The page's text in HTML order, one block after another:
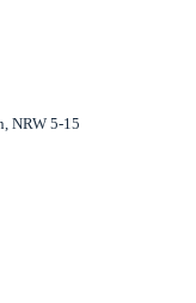
NRW 5-15